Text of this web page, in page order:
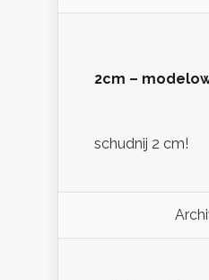
2cm –
schudnij 2 cm!